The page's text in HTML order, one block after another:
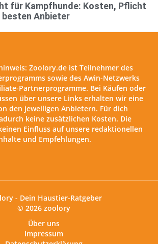
für Kampfhunde: Kosten, Pflicht
Anbieter
Zoolory.de ist Teilnehmer des
sowie des Awin-Netzwerks
Partnerprogramme. Bei Käufen oder
über unsere Links erhalten wir eine
den jeweiligen Anbietern. Für dich
keine zusätzlichen Kosten. Die
Einfluss auf unsere redaktionellen
und Empfehlungen.
- Dein Haustier-Ratgeber
© 2026 zoolory
Über uns
Impressum